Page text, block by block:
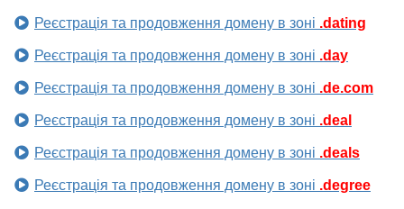
Реєстрація та продовження домену в зоні .dating
Реєстрація та продовження домену в зоні .day
Реєстрація та продовження домену в зоні .de.com
Реєстрація та продовження домену в зоні .deal
Реєстрація та продовження домену в зоні .deals
Реєстрація та продовження домену в зоні .degree